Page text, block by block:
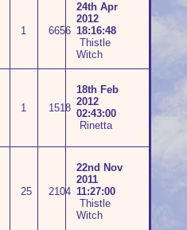
1 6656
24th Apr
2012
18:16:48
Thistle
Witch
1 1518
18th Feb
2012
02:43:00
Rinetta
25 2104
22nd Nov
2011
11:27:00
Thistle
Witch